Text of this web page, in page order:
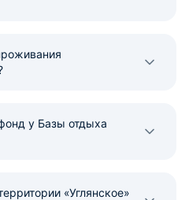
у Базы отдыха
«Углянское»